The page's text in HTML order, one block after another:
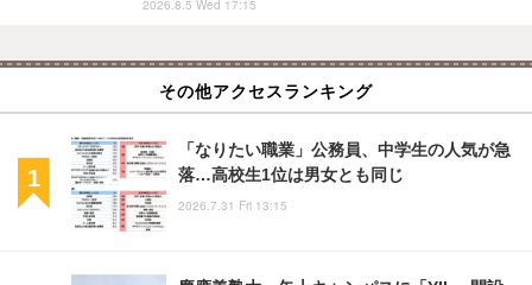
2026.8.5 Wed 17:15
その他アクセスランキング
「なりたい職業」公務員、中学生の人気が急
落…高校生1位は男女とも同じ
2026.7.31 Fri 13:15